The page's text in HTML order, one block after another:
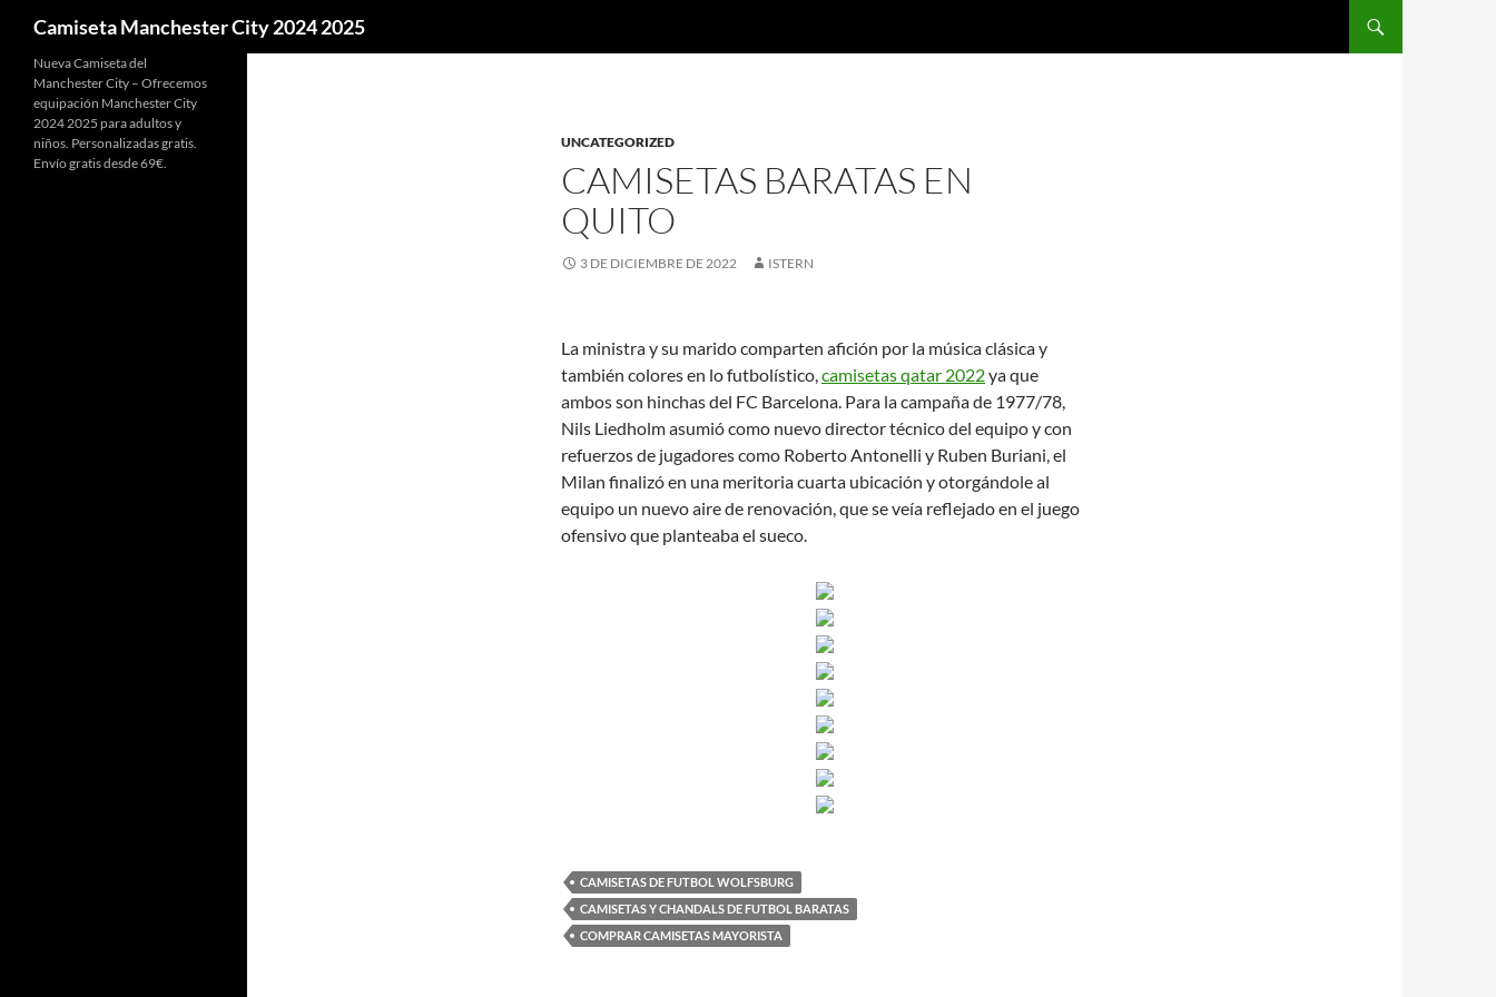
Camiseta Manchester City 2024 2025
UNCATEGORIZED
CAMISETAS BARATAS EN
QUITO
3 DE DICIEMBRE DE 2022 ISTERN
La ministra y su marido comparten afición por la música clásica y
también colores en lo futbolístico,camisetas qatar 2022ya que
ambos son hinchas del FC Barcelona. Para la campaña de 1977/78,
Nils Liedholm asumió como nuevo director técnico del equipo y con
refuerzos de jugadores como Roberto Antonelli y Ruben Buriani, el
Milan finalizó en una meritoria cuarta ubicación y otorgándole al
equipo un nuevo aire de renovación, que se veía reflejado en el juego
ofensivo que planteaba el sueco.
CAMISETAS DE FUTBOL WOLFSBURG
CAMISETAS Y CHANDALS DE FUTBOL BARATAS
COMPRAR CAMISETAS MAYORISTA
Nueva Camiseta del
Manchester City – Ofrecemos
equipación Manchester City
2024 2025 para adultos y
niños. Personalizadas gratis.
Envío gratis desde 69€.